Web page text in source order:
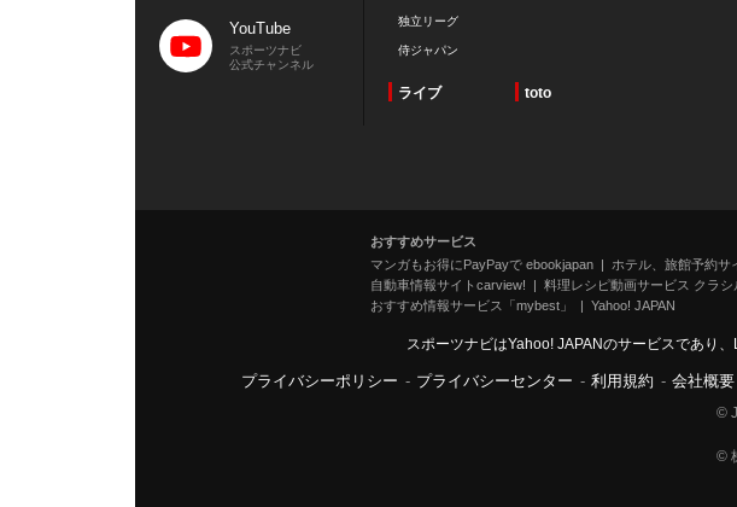
YouTube
スポーツナビ
公式チャンネル
独立リーグ
侍ジャパン
ライブ toto
おすすめサービス
マンガもお得にPayPayで ebookjapan
ホテル、旅館予約
自動車情報サイトcarview!
料理レシピ動画サービス クラシ
おすすめ情報サービス「mybest」
Yahoo! JAPAN
スポーツナビはYahoo! JAPANのサービスであり
プライバシーポリシー - プライバシーセンター - 利用規約 - 会社概要
©
©